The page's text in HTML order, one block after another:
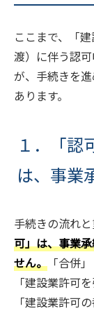
ここまで、「
渡）に伴う認
が、手続きを
あります。
１．「認
は、事業
手続きの流れと
可」は、事業
せん。 「合併
「建設業許可
「建設業許可